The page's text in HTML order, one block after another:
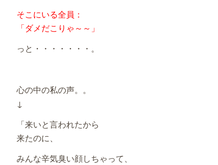
そこにいる全員：
「ダメだこりゃ～～」
っと・・・・・・・。
心の中の私の声。。
↓
「来いと言われたから
来たのに、
みんな辛気臭い顔しちゃって、